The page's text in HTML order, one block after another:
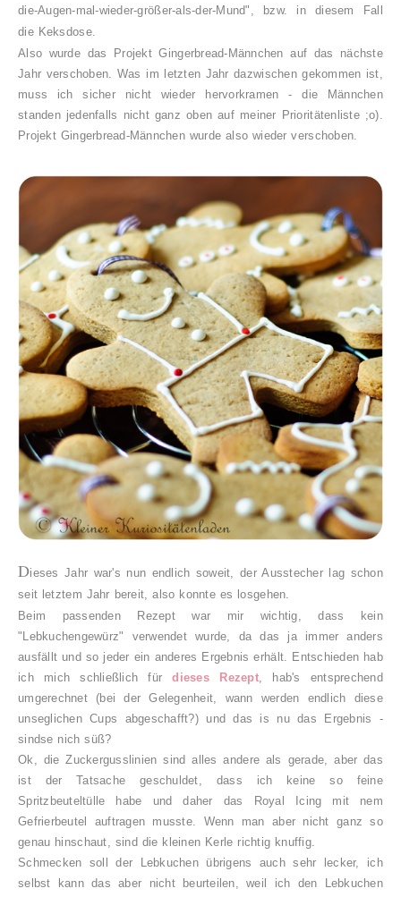
die-Augen-mal-wieder-größer-als-der-Mund", bzw. in diesem Fall
die Keksdose.
Also wurde das Projekt Gingerbread-Männchen auf das nächste
Jahr verschoben. Was im letzten Jahr dazwischen gekommen ist,
muss ich sicher nicht wieder hervorkramen - die Männchen
standen jedenfalls nicht ganz oben auf meiner Prioritätenliste ;o).
Projekt Gingerbread-Männchen wurde also wieder verschoben.
Dieses Jahr war's nun endlich soweit, der Ausstecher lag schon
seit letztem Jahr bereit, also konnte es losgehen.
Beim passenden Rezept war mir wichtig, dass kein
"Lebkuchengewürz" verwendet wurde, da das ja immer anders
ausfällt und so jeder ein anderes Ergebnis erhält. Entschieden hab
ich mich schließlich fürdieses Rezept, hab's entsprechend
umgerechnet (bei der Gelegenheit, wann werden endlich diese
unseglichen Cups abgeschafft?) und das is nu das Ergebnis -
sindse nich süß?
Ok, die Zuckergusslinien sind alles andere als gerade, aber das
ist der Tatsache geschuldet, dass ich keine so feine
Spritzbeuteltülle habe und daher das Royal Icing mit nem
Gefrierbeutel auftragen musste. Wenn man aber nicht ganz so
genau hinschaut, sind die kleinen Kerle richtig knuffig.
Schmecken soll der Lebkuchen übrigens auch sehr lecker, ich
selbst kann das aber nicht beurteilen, weil ich den Lebkuchen